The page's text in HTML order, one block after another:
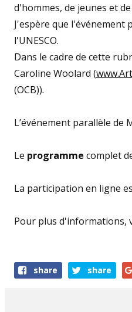
d'hommes, de jeunes et
J'espère que
l'UNESCO.
Dans le cadre de cette
Caroline Woolard (
(OCB)).
L’événement parallèle de
Le programme complet
La participation en ligne
Pour plus d'informations,
Shareshare share